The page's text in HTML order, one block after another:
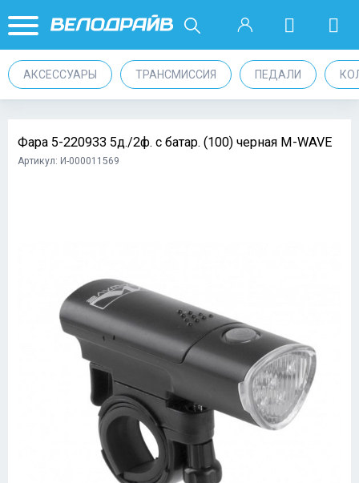
АКСЕССУАРЫ ТРАНСМИССИЯ ПЕДАЛИ
Фара 5-220933 5д./2ф. с батар. (100) черная M-WAVE
Артикул: И-000011569